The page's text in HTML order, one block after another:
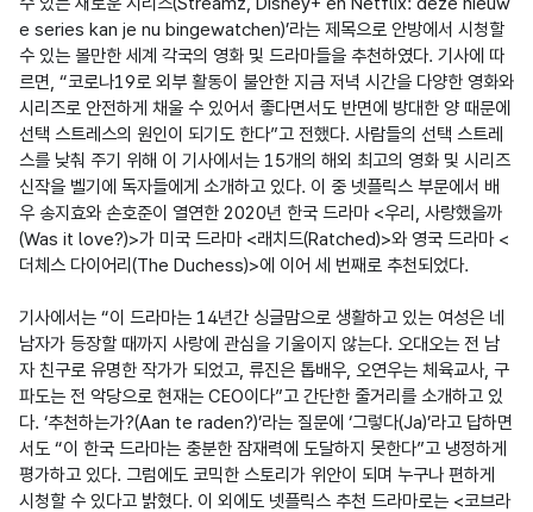
e series kan je nu bingewatchen)’라는 제목으로 안방에서 시청할
수 있는 볼만한 세계 각국의 영화 및 드라마들을 추천하였다. 기사에 따
르면, “코로나19로 외부 활동이 불안한 지금 저녁 시간을 다양한 영화와
시리즈로 안전하게 채울 수 있어서 좋다면서도 반면에 방대한 양 때문에
선택 스트레스의 원인이 되기도 한다”고 전했다. 사람들의 선택 스트레
스를 낮춰 주기 위해 이 기사에서는 15개의 해외 최고의 영화 및 시리즈
신작을 벨기에 독자들에게 소개하고 있다. 이 중 넷플릭스 부문에서 배
우 송지효와 손호준이 열연한 2020년 한국 드라마 <우리, 사랑했을까
(Was it love?)>가 미국 드라마 <래치드(Ratched)>와 영국 드라마 <
더체스 다이어리(The Duchess)>에 이어 세 번째로 추천되었다.
기사에서는 “이 드라마는 14년간 싱글맘으로 생활하고 있는 여성은 네
남자가 등장할 때까지 사랑에 관심을 기울이지 않는다. 오대오는 전 남
자 친구로 유명한 작가가 되었고, 류진은 톱배우, 오연우는 체육교사, 구
파도는 전 악당으로 현재는 CEO이다”고 간단한 줄거리를 소개하고 있
다. ‘추천하는가?(Aan te raden?)’라는 질문에 ‘그렇다(Ja)’라고 답하면
서도 “이 한국 드라마는 충분한 잠재력에 도달하지 못한다”고 냉정하게
평가하고 있다. 그럼에도 코믹한 스토리가 위안이 되며 누구나 편하게
시청할 수 있다고 밝혔다. 이 외에도 넷플릭스 추천 드라마로는 <코브라